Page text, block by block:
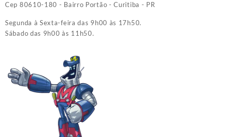
Cep 80610-180 - Bairro Portão - Curitiba - PR
Segunda à Sexta-feira das 9h00 às 17h50.
Sábado das 9h00 às 11h50.